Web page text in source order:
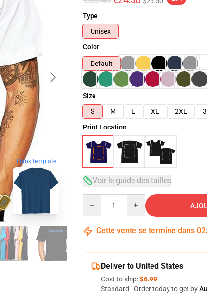
blank template
Type
Unisex
Color
Default
Size
S
M L XL 2XL
Print Location
Voir le guide des tailles
Cette vente se termine dans 02:
Deliver to United States
Cost to ship:$6.99
Standard - Order today to get by